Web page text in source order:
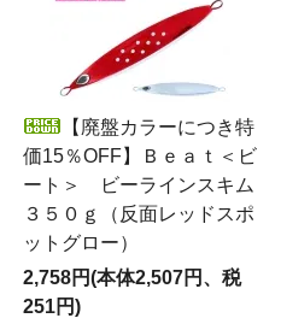
【廃盤カラーにつき特
価15％OFF】Ｂｅａｔ＜ビ
ート＞ ビーラインスキム
３５０ｇ（反面レッドスポ
ットグロー）
2,758円(本体2,507円、税
251円)